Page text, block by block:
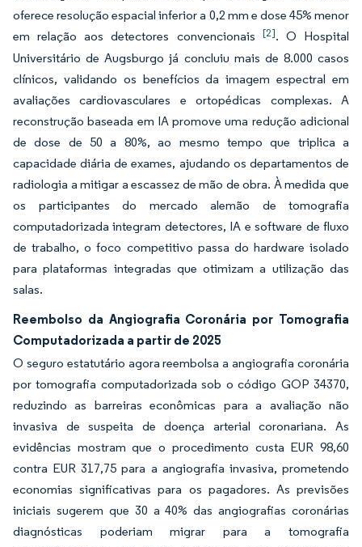
oferece resolução espacial inferior a 0,2 mm e dose 45% menor
em relação aos detectores convencionais [2]. O Hospital
Universitário de Augsburgo já concluiu mais de 8.000 casos
clínicos, validando os benefícios da imagem espectral em
avaliações cardiovasculares e ortopédicas complexas. A
reconstrução baseada em IA promove uma redução adicional
de dose de 50 a 80%, ao mesmo tempo que triplica a
capacidade diária de exames, ajudando os departamentos de
radiologia a mitigar a escassez de mão de obra. À medida que
os participantes do mercado alemão de tomografia
computadorizada integram detectores, IA e software de fluxo
de trabalho, o foco competitivo passa do hardware isolado
para plataformas integradas que otimizam a utilização das
salas.
Reembolso da Angiografia Coronária por Tomografia
Computadorizada a partir de 2025
O seguro estatutário agora reembolsa a angiografia coronária
por tomografia computadorizada sob o código GOP 34370,
reduzindo as barreiras econômicas para a avaliação não
invasiva de suspeita de doença arterial coronariana. As
evidências mostram que o procedimento custa EUR 98,60
contra EUR 317,75 para a angiografia invasiva, prometendo
economias significativas para os pagadores. As previsões
iniciais sugerem que 30 a 40% das angiografias coronárias
diagnósticas poderiam migrar para a tomografia